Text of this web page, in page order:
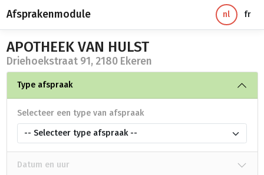
Afsprakenmodule nl fr
APOTHEEK VAN HULST
Driehoekstraat 91, 2180 Ekeren
Type afspraak
Selecteer een type van afspraak
-- Selecteer type afspraak --
Datum en uur